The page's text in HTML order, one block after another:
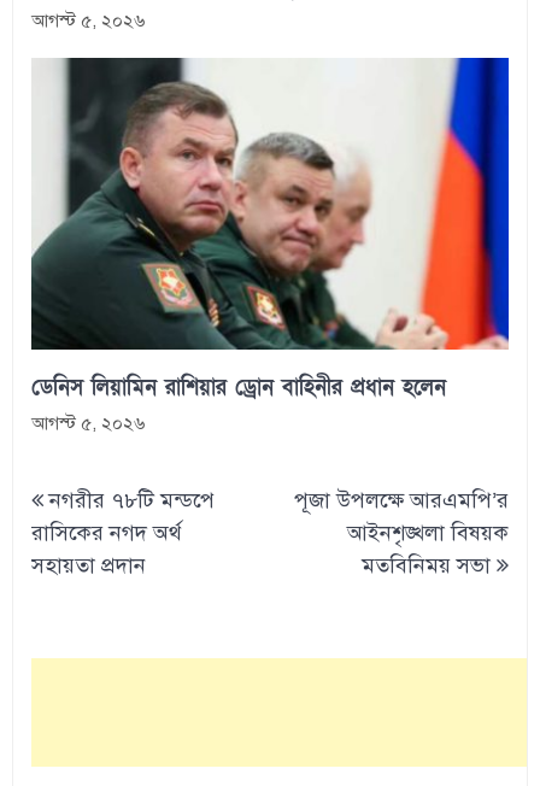
আগস্ট ৫, ২০২৬
ডেনিস লিয়ামিন রাশিয়ার ড্রোন বাহিনীর প্রধান হলেন
আগস্ট ৫, ২০২৬
Post
navigation
নগরীর ৭৮টি মন্ডপে
রাসিকের নগদ অর্থ
সহায়তা প্রদান
পূজা উপলক্ষে আরএমপি’র
আইনশৃঙ্খলা বিষয়ক
মতবিনিময় সভা